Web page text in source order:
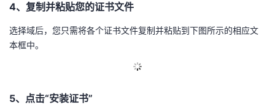
注
验
收
藏
议
4、复制并粘贴您的证书文件
选择域后，您只需将各个证书文件复制并粘贴到下图所示的相应文
本框中。
5、点击“安装证书”